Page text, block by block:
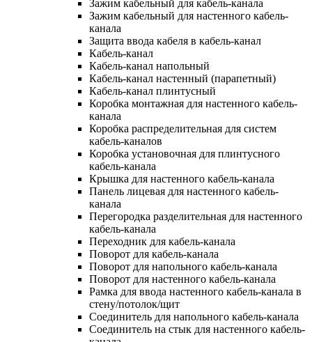
Зажим кабельный для кабель-канала
Зажим кабельный для настенного кабель-
канала
Защита ввода кабеля в кабель-канал
Кабель-канал
Кабель-канал напольный
Кабель-канал настенный (парапетный)
Кабель-канал плинтусный
Коробка монтажная для настенного кабель-
канала
Коробка распределительная для систем
кабель-каналов
Коробка установочная для плинтусного
кабель-канала
Крышка для настенного кабель-канала
Панель лицевая для настенного кабель-
канала
Перегородка разделительная для настенного
кабель-канала
Переходник для кабель-канала
Поворот для кабель-канала
Поворот для напольного кабель-канала
Поворот для настенного кабель-канала
Рамка для ввода настенного кабель-канала в
стену/потолок/щит
Соединитель для напольного кабель-канала
Соединитель на стык для настенного кабель-